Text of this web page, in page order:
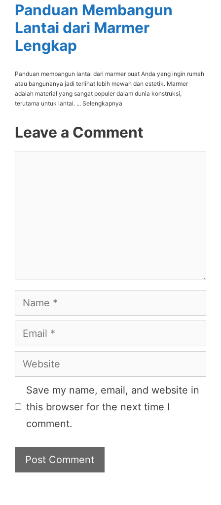
Panduan Membangun
Lantai dari Marmer
Lengkap
Panduan membangun lantai dari marmer buat Anda yang ingin rumah
atau bangunanya jadi terlihat lebih mewah dan estetik. Marmer
adalah material yang sangat populer dalam dunia konstruksi,
terutama untuk lantai. ... Selengkapnya
Leave a Comment
Name
Email
Website
Save my name, email, and website in
this browser for the next time I
comment.